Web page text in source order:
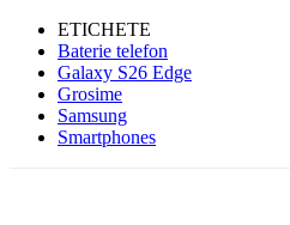
ETICHETE
Baterie telefon
Galaxy S26 Edge
Grosime
Samsung
Smartphones